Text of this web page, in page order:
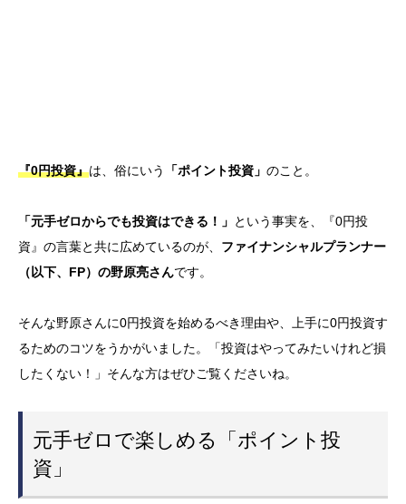
『0円投資』は、俗にいう 「ポイント投資」 のこと。
「元手ゼロからでも投資はできる！」 という事実を、『0円投
資』の言葉と共に広めているのが、 ファイナンシャルプランナー
（以下、FP）の野原亮さんです。
そんな野原さんに0円投資を始めるべき理由や、上手に0円投資す
るためのコツをうかがいました。「投資はやってみたいけれど損
したくない！」そんな方はぜひご覧くださいね。
元手ゼロで楽しめる「ポイント投
資」